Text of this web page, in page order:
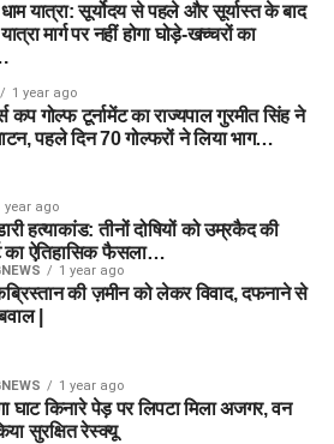
यात्रा: सूर्योदय से पहले और सूर्यास्त के बाद
मार्ग पर नहीं होगा घोड़े-खच्चरों का
1 year ago
कप गोल्फ टूर्नामेंट का राज्यपाल गुरमीत सिंह ने
पहले दिन 70 गोल्फरों ने लिया भाग…
year ago
हत्याकांड: तीनों दोषियों को उम्रकैद की
का ऐतिहासिक फैसला…
1 year ago
की ज़मीन को लेकर विवाद, दफनाने से
|
1 year ago
घाट किनारे पेड़ पर लिपटा मिला अजगर, वन
सुरक्षित रेस्क्यू